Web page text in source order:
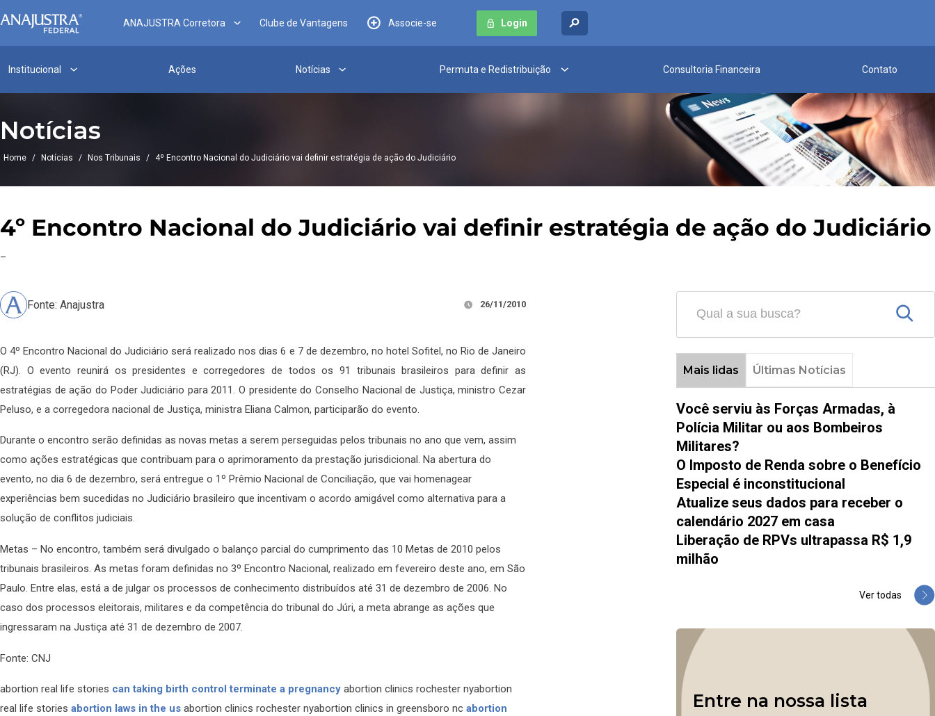
ANAJUSTRA Corretora Clube de Vantagens Associe-se Login
Institucional Ações Notícias Permuta e Redistribuição Consultoria Financeira Contato
Notícias
Home / Notícias / Nos Tribunais / 4º Encontro Nacional do Judiciário vai definir estratégia de ação do Judiciário
4º Encontro Nacional do Judiciário vai definir estratégia de ação do Judiciário
–
Fonte: Anajustra 26/11/2010
O 4º Encontro Nacional do Judiciário será realizado nos dias 6 e 7 de dezembro, no hotel Sofitel, no Rio de Janeiro
(RJ). O evento reunirá os presidentes e corregedores de todos os 91 tribunais brasileiros para definir as
estratégias de ação do Poder Judiciário para 2011. O presidente do Conselho Nacional de Justiça, ministro Cezar
Peluso, e a corregedora nacional de Justiça, ministra Eliana Calmon, participarão do evento.
Durante o encontro serão definidas as novas metas a serem perseguidas pelos tribunais no ano que vem, assim
como ações estratégicas que contribuam para o aprimoramento da prestação jurisdicional. Na abertura do
evento, no dia 6 de dezembro, será entregue o 1º Prêmio Nacional de Conciliação, que vai homenagear
experiências bem sucedidas no Judiciário brasileiro que incentivam o acordo amigável como alternativa para a
solução de conflitos judiciais.
Metas – No encontro, também será divulgado o balanço parcial do cumprimento das 10 Metas de 2010 pelos
tribunais brasileiros. As metas foram definidas no 3º Encontro Nacional, realizado em fevereiro deste ano, em São
Paulo. Entre elas, está a de julgar os processos de conhecimento distribuídos até 31 de dezembro de 2006. No
caso dos processos eleitorais, militares e da competência do tribunal do Júri, a meta abrange as ações que
ingressaram na Justiça até 31 de dezembro de 2007.
Fonte: CNJ
abortion real life stories can taking birth control terminate a pregnancy abortion clinics rochester nyabortion
real life stories abortion laws in the us abortion clinics rochester nyabortion clinics in greensboro nc abortion
Mais lidas Últimas Notícias
Você serviu às Forças Armadas, à
Polícia Militar ou aos Bombeiros
Militares?
O Imposto de Renda sobre o Benefício
Especial é inconstitucional
Atualize seus dados para receber o
calendário 2027 em casa
Liberação de RPVs ultrapassa R$ 1,9
milhão
Ver todas
Entre na nossa lista